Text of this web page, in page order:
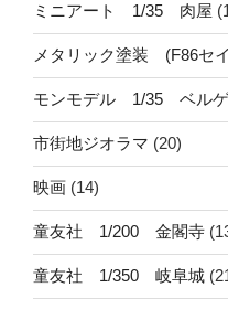
ミニアート 1/35 肉屋
メタリック塗装 (F86セ
モンモデル 1/35 ベルゲ
市街地ジオラマ (20)
映画 (14)
童友社 1/200 金閣寺
童友社 1/350 岐阜城